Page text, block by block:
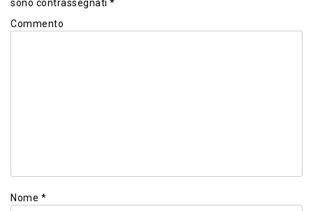
sono contrassegnati *
Commento
Nome *